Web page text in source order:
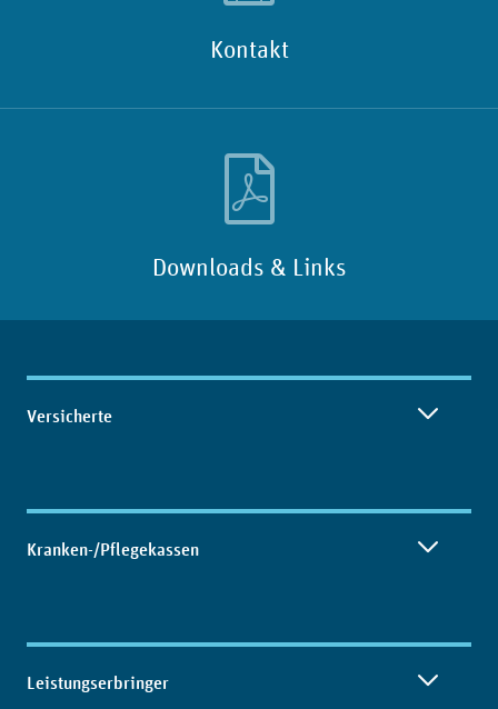
Kontakt
Downloads & Links
Inhaltsübersicht
Versicherte
Kranken-/Pflegekassen
Leistungserbringer